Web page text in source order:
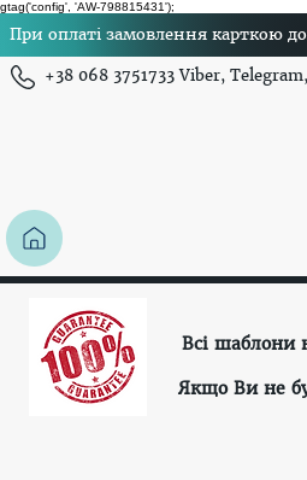
gtag('config', 'AW-798815431');
При оплаті замовлення карткою
+38 068 3751733 Viber,
Всі шаблони
Якщо Ви не